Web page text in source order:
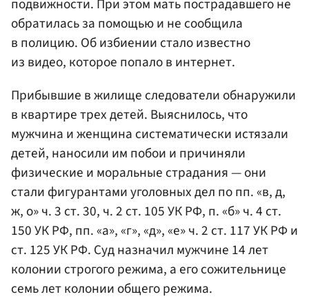
подвижности. При этом мать пострадавшего не
обратилась за помощью и не сообщила
в полицию. Об избиении стало известно
из видео, которое попало в интернет.
Прибывшие в жилище следователи обнаружили
в квартире трех детей. Выяснилось, что
мужчина и женщина систематически истязали
детей, наносили им побои и причиняли
физические и моральные страдания — они
стали фигурантами уголовных дел по пп. «в, д,
ж, о» ч. 3 ст. 30, ч. 2 ст. 105 УК РФ, п. «б» ч. 4 ст.
150 УК РФ, пп. «а», «г», «д», «е» ч. 2 ст. 117 УК РФ и
ст. 125 УК РФ. Суд назначил мужчине 14 лет
колонии строгого режима, а его сожительнице
семь лет колонии общего режима.